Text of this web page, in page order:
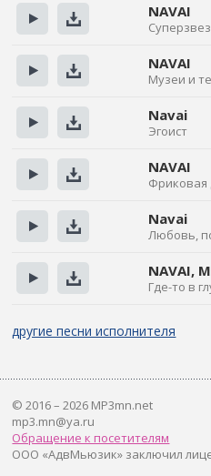
NAVAI
NAVAI
Музеи и
Navai
Эгоист
NAVAI
Фриковая
Navai
Любовь,
NAVAI,
Где-то в
другие песни исполнителя
© 2016 – 2026 MP3mn.net
mp3.mn@ya.ru
Обращение к посетителям
ООО «АдвМьюзик» заключил